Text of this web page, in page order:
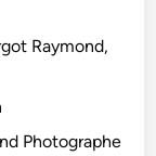
Raymond,
Photographe